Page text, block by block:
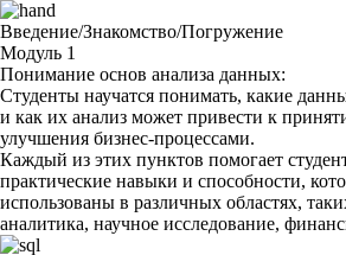
Введение/Знакомство/Погружение
Модуль 1
Понимание основ анализа данных:
Студенты научатся понимать, какие
и как их анализ может привести к
улучшения бизнес-процессами.
Каждый из этих пунктов помогает
практические навыки и способности,
использованы в различных областях,
аналитика, научное исследование,